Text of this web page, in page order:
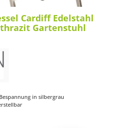
Cardiff Edelstahl
Gartenstuhl
in silbergrau